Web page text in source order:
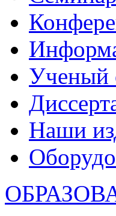
Ученый
Наши